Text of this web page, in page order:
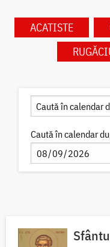
ACATISTE
Caută în calendar